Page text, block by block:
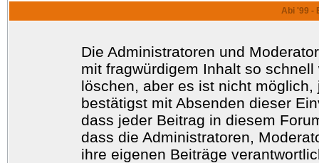
Abi '99 -
Die Administratoren und
mit fragwürdigem Inhalt so
löschen, aber es ist nicht
bestätigst mit Absenden dieser
dass jeder Beitrag in diesem
dass die Administratoren,
ihre eigenen Beiträge